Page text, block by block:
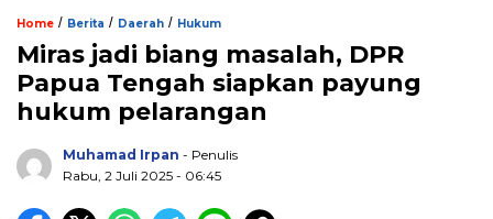
Home / Berita / Daerah / Hukum
Miras jadi biang masalah, DPR
Papua Tengah siapkan payung
hukum pelarangan
Muhamad Irpan - Penulis
Rabu, 2 Juli 2025 - 06:45
.